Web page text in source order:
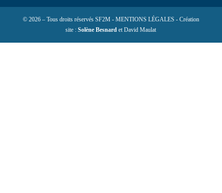
© 2026 – Tous droits réservés SF2M - MENTIONS LÉGALES - Création
site :Solène Besnard et David Maulat